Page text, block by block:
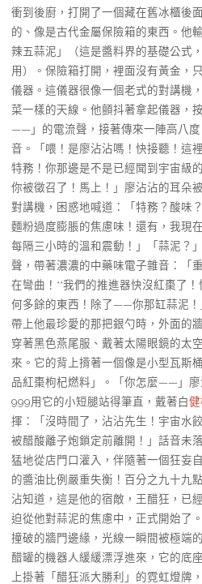
衝到後廚，打開了一個藏在舊冰櫃後
的、像是古代金屬保險箱的東西。他
辣五蒜泥」（這是醬料界的基礎公式
用）。保險箱打開，裡面沒有黃金，
儀器。這儀器很像一個老式的對講機
菜一樣的天線。他顫抖著拿起儀器，
——」的電流聲，接著傳來一陣高八
音。「喂！是廖沾沾嗎！快接聽！這
特務！你那邊是不是已經聞到宇宙級
你被徵召了！馬上！」廖沾沾的耳朵
對講機，困惑地喊道：「特務？酸味
麵粉過度膨脹的焦慮味！還有，我現
每隔三小時的溫和震動！」「蒜泥？
聲，帶著濃濃的中藥味電子雜音：「
在彎曲！**我們的推進器快沒紅棗了
何多餘的東西！除了——你那缸蒜泥
帶上他最珍愛的那把銀勺時，外面的
穿著黑色燕尾服、戴著太陽眼鏡的太
來。它的背上揹著一個像是小型瓦斯
品紅棗枸杞燃料」。「你怎麼——」
999用它的小短腿站得筆直，戴著白
揮：「沒時間了，沾沾先生！宇宙水
被醋酸離子炮鎖定前離開！」話音未
猛地從店門口灌入，伴隨著一個狂妄
的醬油比例嚴重失衡！百分之九十九
沾知道，這是他的宿敵，王醋狂，已
迫從他對蒜泥的焦慮中，正式開始了
撞破的牆門邊緣，光線一瞬間被極端
醋罐的機器人緩緩漂浮進來，它的底
上掛著「醋狂派大勝利」的霓虹燈牌